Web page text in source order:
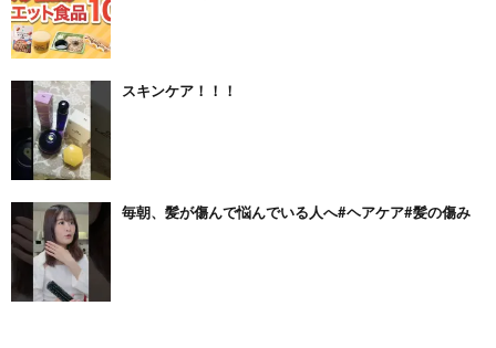
スキンケア！！！
毎朝、髪が傷んで悩んでいる人へ#ヘアケア#髪の傷み